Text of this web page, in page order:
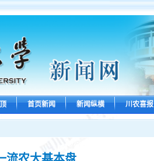
首页新闻 新闻纵横 川农喜报